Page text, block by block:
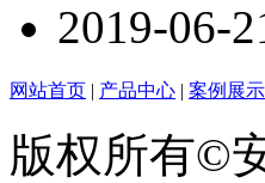
2019-06-
网站首页 | 产品中心 | 案例展示
版权所有©